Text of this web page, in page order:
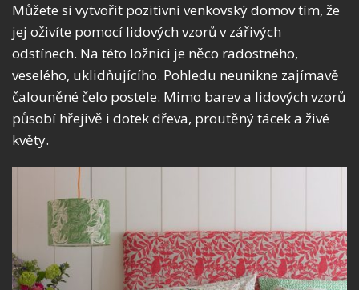
Můžete si vytvořit pozitivní venkovský domov tím, že
jej oživíte pomocí lidových vzorů v zářivých
odstínech. Na této ložnici je něco radostného,
veselého, uklidňujícího. Pohledu neunikne zajímavě
čalouněné čelo postele. Mimo barev a lidových vzorů
působí hřejivě i dotek dřeva, proutěný tácek a živé
květy.